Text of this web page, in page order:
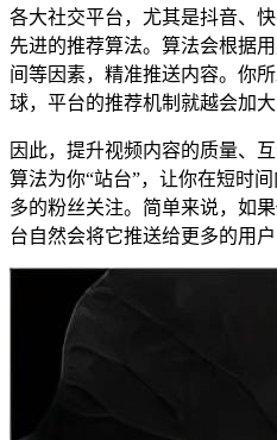
各大社交平台，尤其是抖音、
先进的推荐算法。算法会根据
间等因素，精准推送内容。你
球，平台的推荐机制就越会加
因此，提升视频内容的质量、
算法为你“站台”，让你在短时
多的粉丝关注。简单来说，如
台自然会将它推送给更多的用